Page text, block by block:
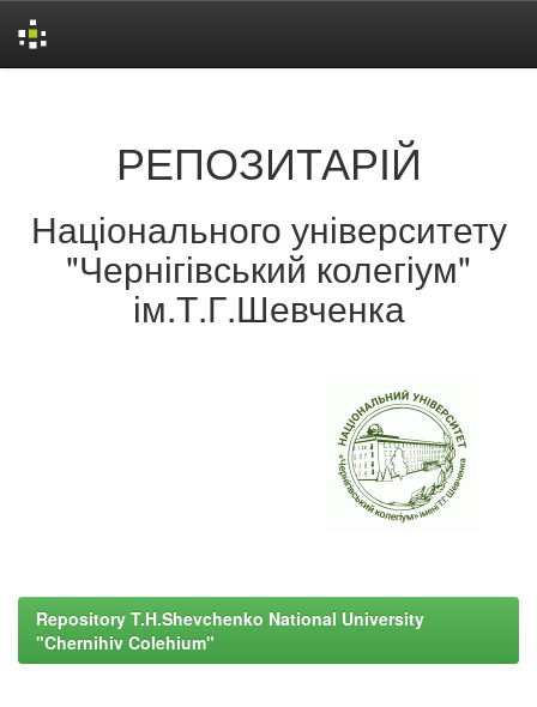
РЕПОЗИТАРІЙ
Національного університету
"Чернігівський колегіум"
ім.Т.Г.Шевченка
Repository T.H.Shevchenko National University
"Chernihiv Colehium"